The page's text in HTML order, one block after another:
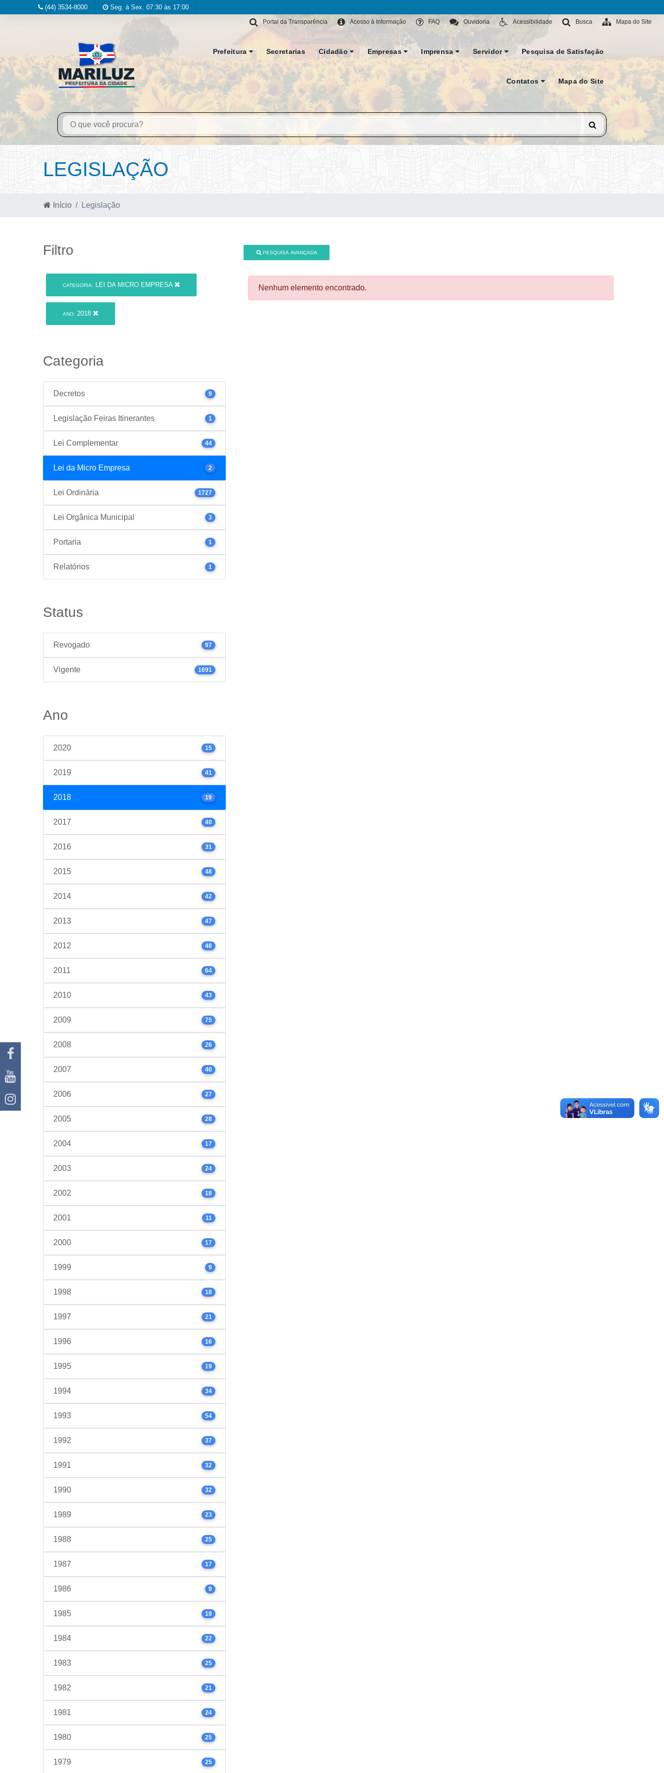
(44) 3534-8000 Seg. à Sex. 07:30 às 17:00
Mapa do Site
Busca
Acessibilidade
Ouvidoria
FAQ
Acesso à Informação
Portal da Transparência
Prefeitura Secretarias Cidadão Empresas Imprensa Servidor Pesquisa de Satisfação
Contatos Mapa do Site
LEGISLAÇÃO
Início Legislação
Filtro
CATEGORIA: LEI DA MICRO EMPRESA
ANO: 2018
Categoria
Decretos 9
Legislação Feiras Itinerantes 1
Lei Complementar 44
Lei da Micro Empresa 2
Lei Ordinária 1727
Lei Orgânica Municipal 3
Portaria 1
Relatórios 1
Status
Revogado 97
Vigente 1691
Ano
2020 15
2019 41
2018 19
2017 40
2016 31
2015 48
2014 42
2013 47
2012 48
2011 64
2010 43
2009 75
2008 26
2007 40
2006 27
2005 28
2004 17
2003 24
2002 18
2001 11
2000 17
1999 9
1998 18
1997 21
1996 16
1995 19
1994 34
1993 54
1992 37
1991 32
1990 32
1989 23
1988 25
1987 17
1986 9
1985 19
1984 22
1983 25
1982 21
1981 24
1980 25
1979 25
PESQUISA AVANÇADA
Nenhum elemento encontrado.